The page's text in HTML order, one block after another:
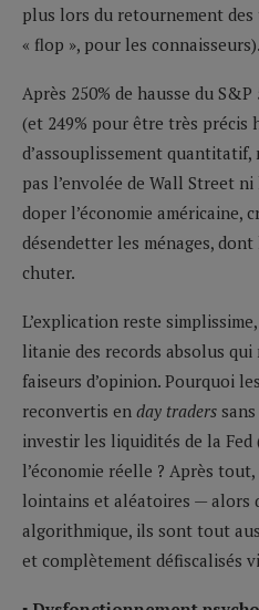
plus lors du retournement
« flop », pour les connaisseurs).
Après 250% de hausse du
(et 249% pour être très précis
d’assouplissement
pas l’envolée de Wall Street
doper l’économie américaine,
désendetter les ménages,
chuter.
L’explication reste
litanie des records absolus
faiseurs d’opinion. Pourquoi
reconvertis en day traders
investir les liquidités de la Fed
l’économie réelle ? Après
lointains et aléatoires — alors
algorithmique, ils sont tout
et complètement défiscalisés